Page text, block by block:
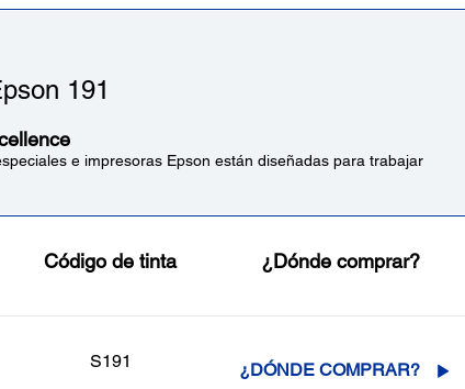
191
e impresoras Epson están diseñadas para trabajar
Código de tinta ¿Dónde comprar?
S191 ¿DÓNDE COMPRAR?